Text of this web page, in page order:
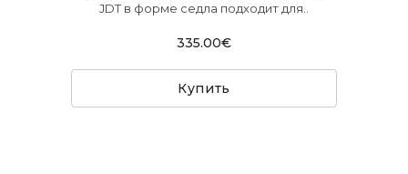
JDT в форме седла подходит для..
335.00€
Купить